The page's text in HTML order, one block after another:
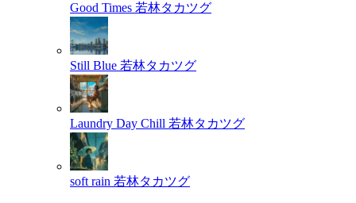
Good Times 若林タカツグ
Still Blue 若林タカツグ
Laundry Day Chill 若林タカツグ
soft rain 若林タカツグ